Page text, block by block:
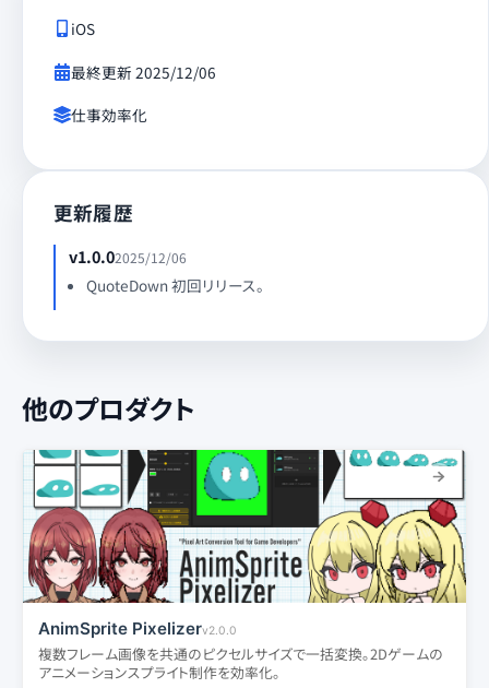
iOS
最終更新 2025/12/06
仕事効率化
更新履歴
v1.0.02025/12/06
QuoteDown 初回リリース。
他のプロダクト
AnimSprite Pixelizerv2.0.0
複数フレーム画像を共通のピクセルサイズで一括変換。2Dゲームの
アニメーションスプライト制作を効率化。